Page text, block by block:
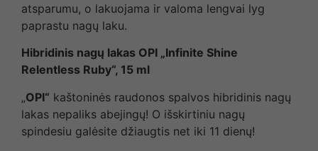
atsparumu, o lakuojama ir valoma lengvai lyg
paprastu nagų laku.
Hibridinis nagų lakas OPI „Infinite Shine
Relentless Ruby“, 15 ml
„OPI“ kaštoninės raudonos spalvos hibridinis nagų
lakas nepaliks abejingų! O išskirtiniu nagų
spindesiu galėsite džiaugtis net iki 11 dienų!